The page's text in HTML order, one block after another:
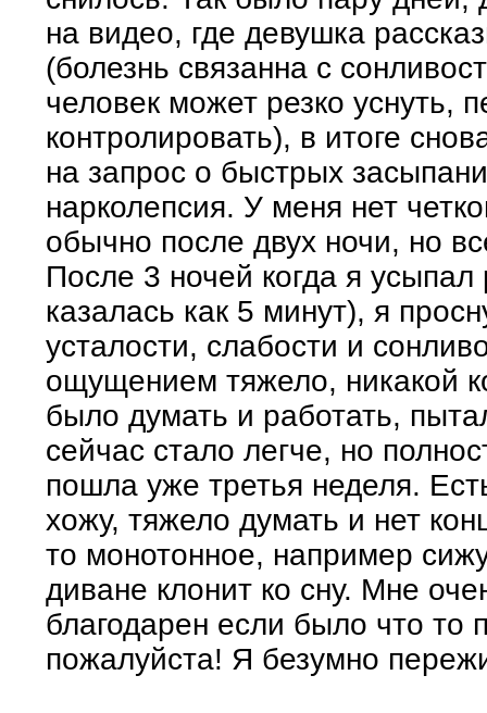
на видео, где девушка
(болезнь связанна с
человек может резко уснуть,
контролировать), в итоге
на запрос о быстрых
нарколепсия. У меня нет
обычно после двух ночи, но
После 3 ночей когда я
казалась как 5 минут), я
усталости, слабости и
ощущением тяжело, никакой
было думать и работать,
сейчас стало легче, но
пошла уже третья неделя.
хожу, тяжело думать и нет
то монотонное, например
диване клонит ко сну. Мне
благодарен если было что то
пожалуйста! Я безумно